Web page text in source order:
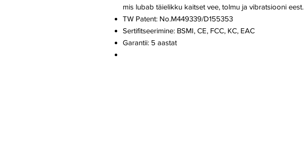
mis lubab täielikku kaitset vee, tolmu ja vibratsiooni eest.
TW Patent: No.M449339/D155353
Sertifitseerimine: BSMI, CE, FCC, KC, EAC
Garantii: 5 aastat